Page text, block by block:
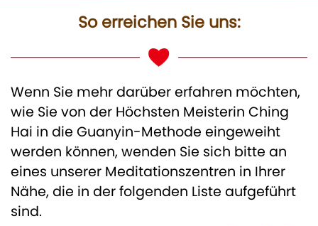
So erreichen Sie uns:
Wenn Sie mehr darüber erfahren möchten,
wie Sie von der Höchsten Meisterin Ching
Hai in die Guanyin-Methode eingeweiht
werden können, wenden Sie sich bitte an
eines unserer Meditationszentren in Ihrer
Nähe, die in der folgenden Liste aufgeführt
sind.